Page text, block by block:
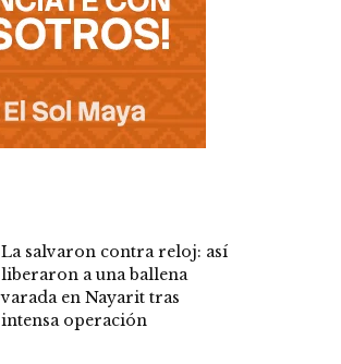
La salvaron contra reloj: así
liberaron a una ballena
varada en Nayarit tras
intensa operación